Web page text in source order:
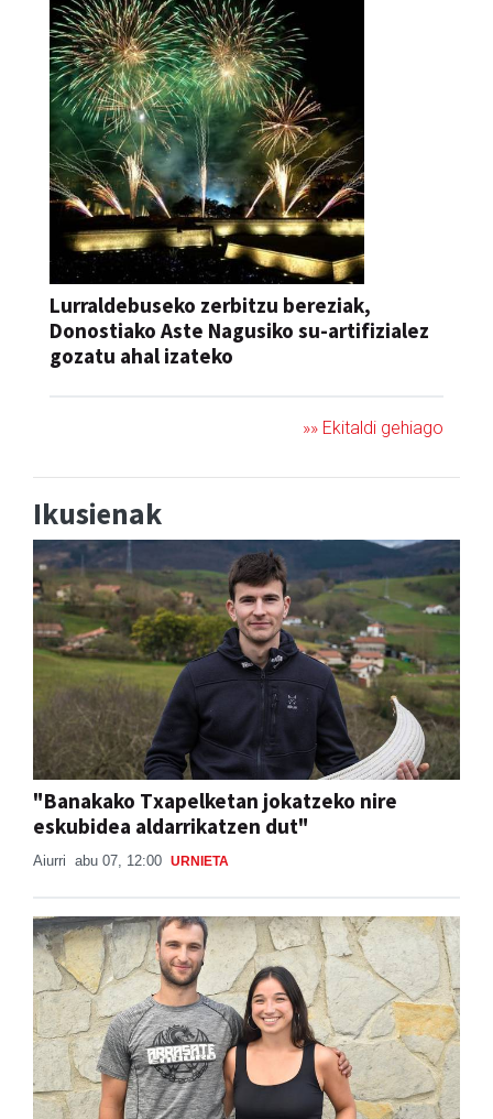
Lurraldebuseko zerbitzu bereziak,
Donostiako Aste Nagusiko su-artifizialez
gozatu ahal izateko
»» Ekitaldi gehiago
Ikusienak
"Banakako Txapelketan jokatzeko nire
eskubidea aldarrikatzen dut"
Aiurri abu 07, 12:00 URNIETA